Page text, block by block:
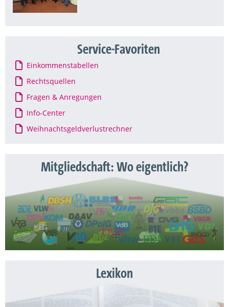
Service-Favoriten
Einkommenstabellen
Rechtsquellen
Fragen & Anregungen
Info-Center
Weihnachtsgeldverlustrechner
Mitgliedschaft: Wo eigentlich?
Lexikon